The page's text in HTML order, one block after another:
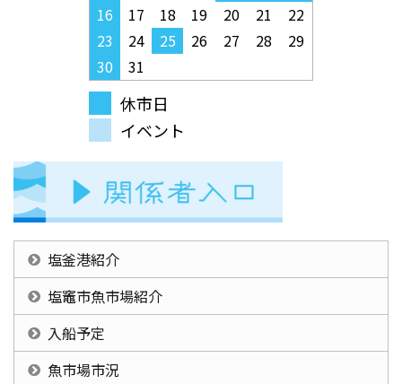
16
17 18 19 20 21
22
23
24 25 26 27 28
29
30
31
休市日
イベント
塩釜港紹介
塩竈市魚市場紹介
入船予定
魚市場市況